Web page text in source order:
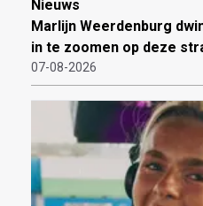
Nieuws
Marlijn Weerdenburg
in te zoomen op deze
07-08-2026